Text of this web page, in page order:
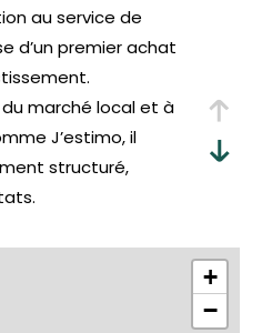
au service de
d’un premier achat
marché local et à
J’estimo, il
structuré,
immobilier rapidement
+
−